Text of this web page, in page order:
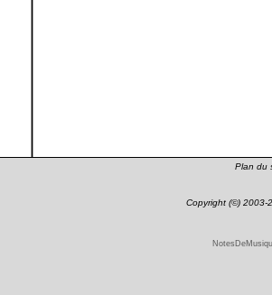
Plan du
Copyright (©) 2003-